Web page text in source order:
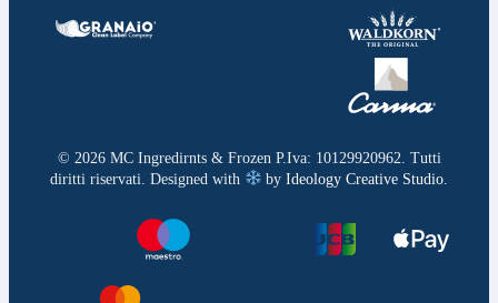
© 2026MC Ingredirnts & Frozen P.Iva: 10129920962. Tutti
diritti riservati. Designed with
byIdeology Creative Studio